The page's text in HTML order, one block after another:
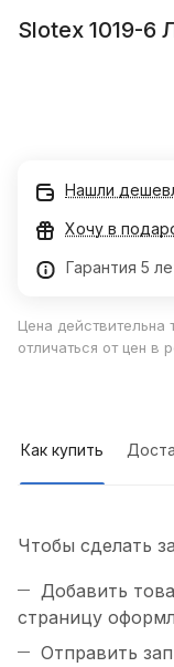
Slotex 1019-6
Нашли
Хочу в
Гарантия 5
Цена действительна
отличаться от цен в
Как купить
Чтобы сделать
Добавить
страницу
Отправить